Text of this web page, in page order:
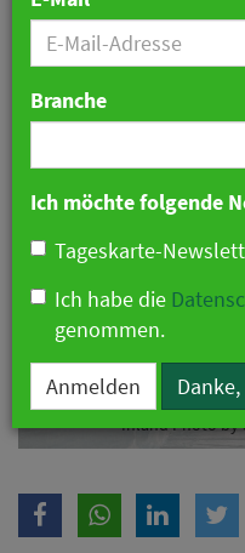
häufiger
Studie: 40 Prozent der
Inland Photo by
Branche
Ich möchte folgende
Tageskarte-
Ich habe die
genommen.
Anmelden